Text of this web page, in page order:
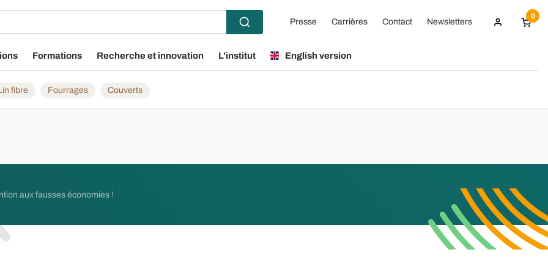
Presse Carrières Contact Newsletters
0
Formations Recherche et innovation L'institut English version
fibre Fourrages Couverts
aux fausses économies !